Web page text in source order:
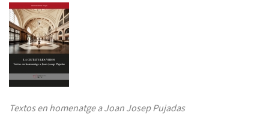
Textos en homenatge a Joan Josep Pujadas